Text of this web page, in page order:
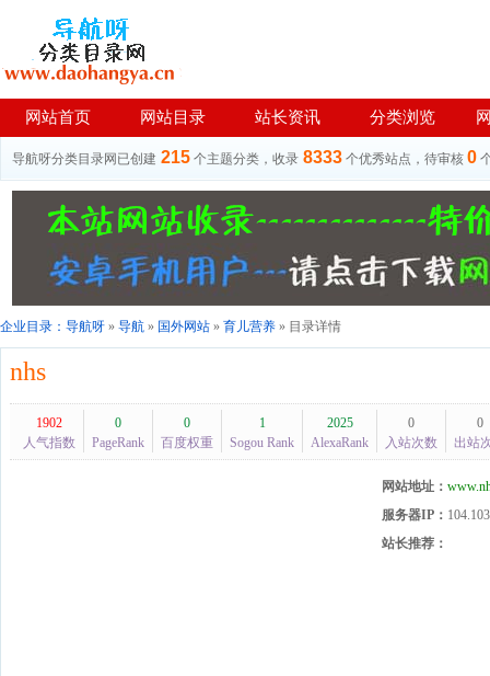
网站首页 网站目录 站长资讯 分类浏览
导航呀分类目录网已创建 215 个主题分类，收录 8333 个优秀站点，待审核 0
企业目录： 导航呀 » 导航 » 国外网站 » 育儿营养 » 目录详情
nhs
1902
人气指数
0
PageRank
0
百度权重
1
Sogou Rank
2025
AlexaRank
0
入站次数
0
出站
网站地址：
服务器IP：
站长推荐：